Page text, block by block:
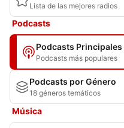
Lista de las mejores radios
Podcasts
Podcasts Principales
Podcasts más populares
Podcasts por Género
18 géneros temáticos
Música